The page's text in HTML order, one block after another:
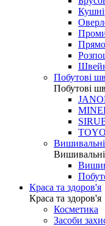
Побутові
Побутові
Краса та здоров'я
Краса та здоров'я
Косметика
Засоби